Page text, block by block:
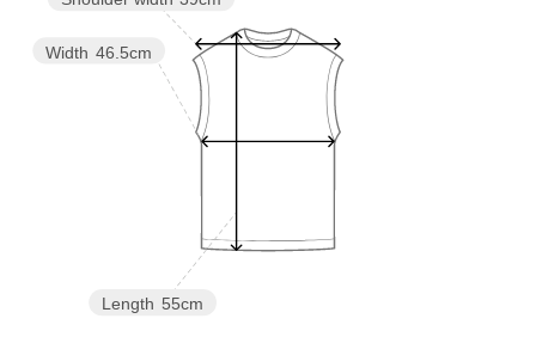
ケア方法：ドライクリーニング
============================
※商品に「取り扱い上の注意書き」、「洗濯表示」がございます
※商品画像は、光の当たり具合やパソコンなどの閲覧環境によ
り、実際の色味と異なって見える場合がございます。あらかじめ
※商品の色味の目安は、商品単体の画像をご参照ください。
Length 55cm
Width 46.5cm